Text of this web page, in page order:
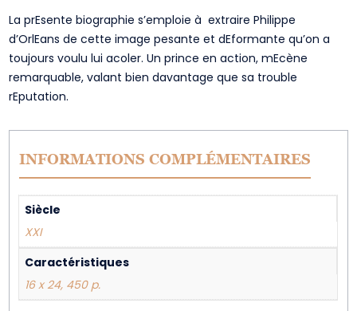
La prEsente biographie s’emploie à extraire Philippe
d’OrlEans de cette image pesante et dEformante qu’on a
toujours voulu lui acoler. Un prince en action, mEcène
remarquable, valant bien davantage que sa trouble
rEputation.
INFORMATIONS COMPLÉMENTAIRES
Siècle
XXI
Caractéristiques
16 x 24, 450 p.